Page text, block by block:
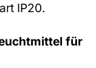
IP20.
für